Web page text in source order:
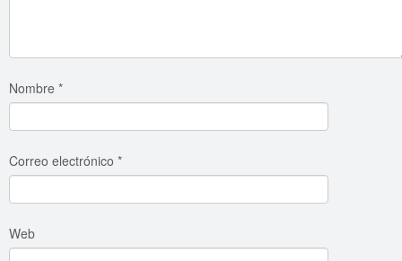
Nombre *
Correo electrónico *
Web